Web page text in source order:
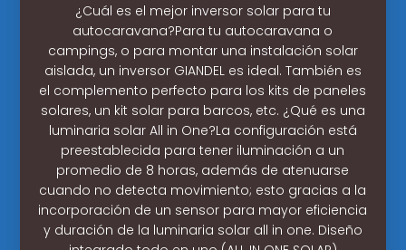
¿Cuál es el mejor inversor solar para tu
autocaravana?Para tu autocaravana o
campings, o para montar una instalación solar
aislada, un inversor GIANDEL es ideal. También es
el complemento perfecto para los kits de paneles
solares, un kit solar para barcos, etc. ¿Qué es una
luminaria solar All in One?La configuración está
preestablecida para tener iluminación a un
promedio de 8 horas, además de atenuarse
cuando no detecta movimiento; esto gracias a la
incorporación de un sensor para mayor eficiencia
y duración de la luminaria solar all in one. Diseño